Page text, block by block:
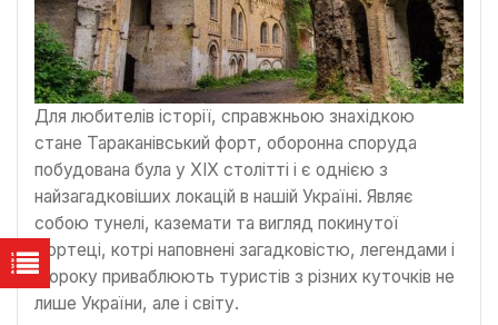
Для любителів історії, справжньою знахідкою
стане Тараканівський форт, оборонна споруда
побудована була у XIX столітті і є однією з
найзагадковіших локацій в нашій Україні. Являє
собою тунелі, каземати та вигляд покинутої
фортеці, котрі наповнені загадковістю, легендами і
щороку приваблюють туристів з різних куточків не
лише України, але і світу.